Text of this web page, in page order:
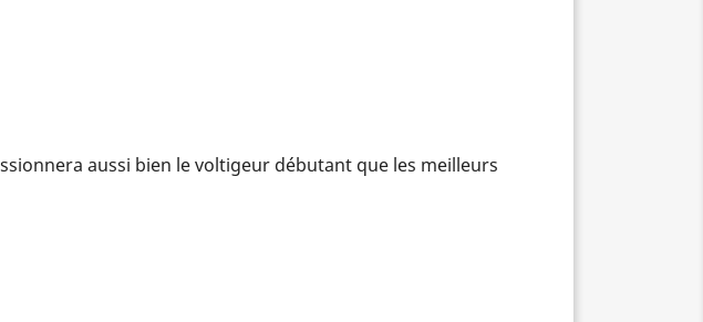
aussi bien le voltigeur débutant que les meilleurs